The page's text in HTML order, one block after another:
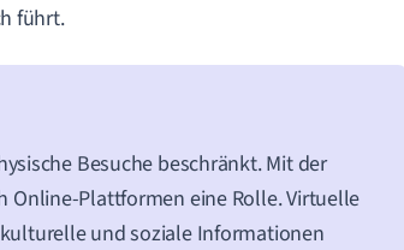
führt.
Besuche beschränkt. Mit der
Online-Plattformen eine Rolle. Virtuelle
und soziale Informationen